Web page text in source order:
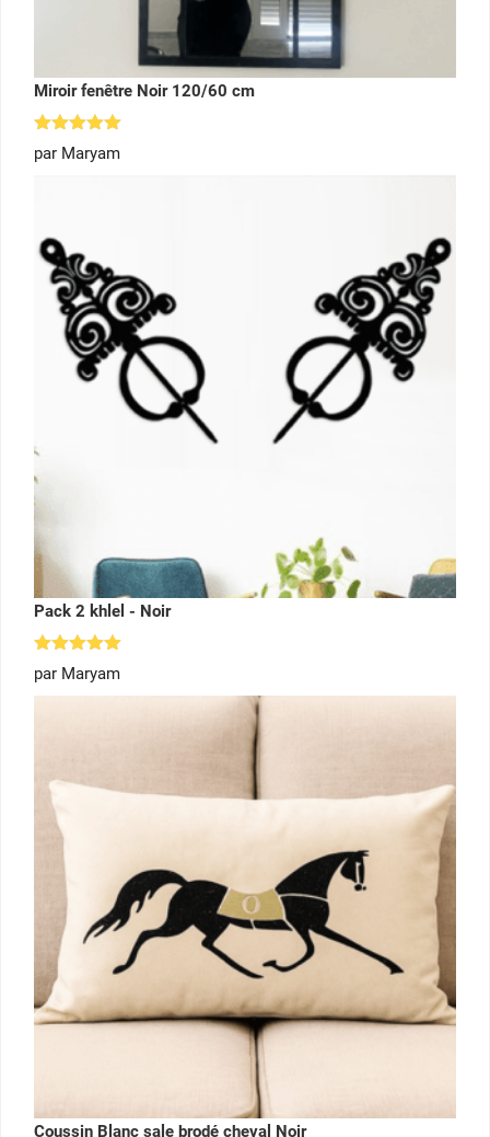
Miroir fenêtre Noir 120/60 cm
Note
sur 5
par Maryam
Pack 2 khlel - Noir
Note
sur 5
par Maryam
Coussin Blanc sale brodé cheval Noir